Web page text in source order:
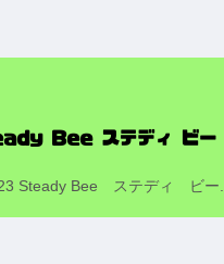
Steady Bee ステディ ビー.